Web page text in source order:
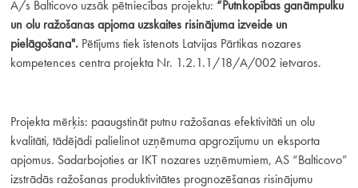
A/s Balticovo uzsāk pētniecības projektu: “Putnkopības ganāmpulku
un olu ražošanas apjoma uzskaites risinājuma izveide un
pielāgošana". Pētījums tiek īstenots Latvijas Pārtikas nozares
kompetences centra projekta Nr. 1.2.1.1/18/A/002 ietvaros.
Projekta mērķis: paaugstināt putnu ražošanas efektivitāti un olu
kvalitāti, tādējādi palielinot uzņēmuma apgrozījumu un eksporta
apjomus. Sadarbojoties ar IKT nozares uzņēmumiem, AS “Balticovo”
izstrādās ražošanas produktivitātes prognozēšanas risinājumu